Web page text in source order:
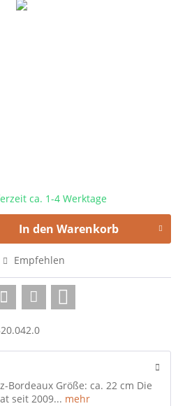
ca. 1-4 Werktage
In den Warenkorb
Empfehlen
Bordeaux Größe: ca. 22 cm Die
seit 2009... mehr